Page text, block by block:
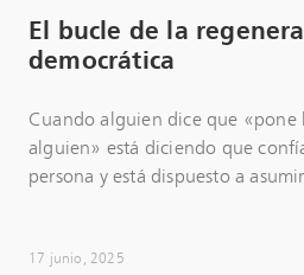
El bucle de la
democrática
Cuando alguien dice que «pone
alguien» está diciendo que
persona y está dispuesto a asumir
17 junio, 2025